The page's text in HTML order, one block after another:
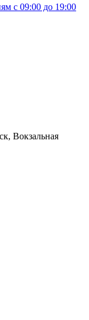
c 09:00 до 19:00
Вокзальная